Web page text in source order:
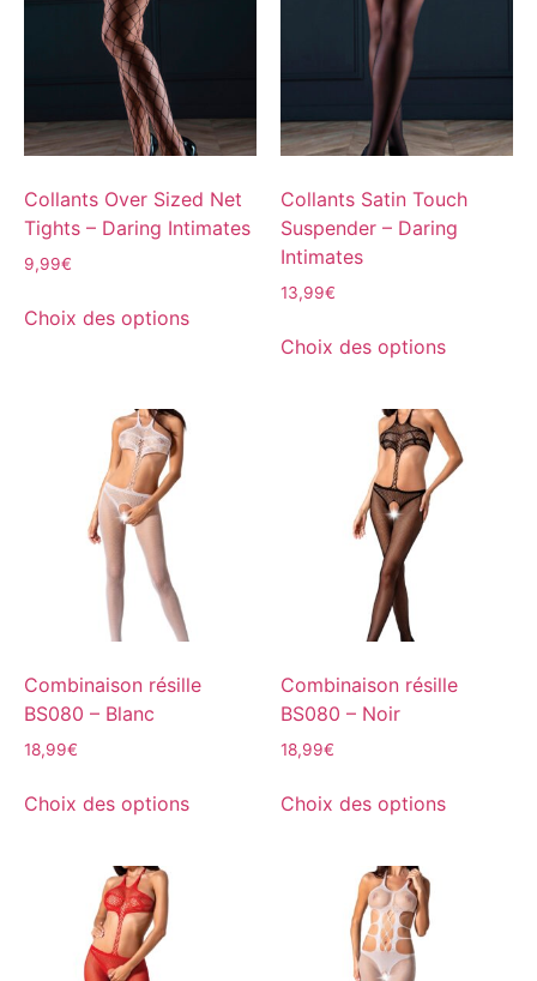
Collants Over Sized Net
Tights – Daring Intimates
9,99€
Choix des options
Collants Satin Touch
Suspender – Daring
Intimates
13,99€
Choix des options
Combinaison résille
BS080 – Blanc
18,99€
Choix des options
Combinaison résille
BS080 – Noir
18,99€
Choix des options